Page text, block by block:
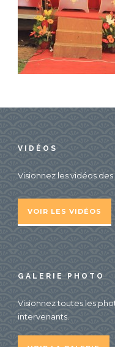
VIDÉOS
Visionnez les vidéos
VOIR LES VIDÉOS
GALERIE PHOTO
Visionnez toutes les
intervenants.